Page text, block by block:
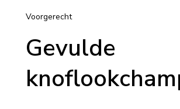
Voorgerecht
Gevulde